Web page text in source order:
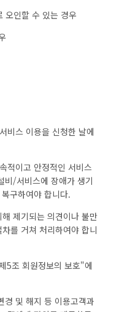
오인할 수 있는 경우
비스 이용을 신청한 날에
적이고 안정적인 서비스
비/서비스에 장애가 생기
구하여야 합니다.
제기되는 의견이나 불만
를 거쳐 처리하여야 합니
5조 회원정보의 보호"에
경 및 해지 등 이용고객과